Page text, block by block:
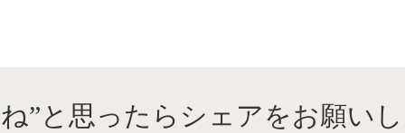
”と思ったらシェアをお願い